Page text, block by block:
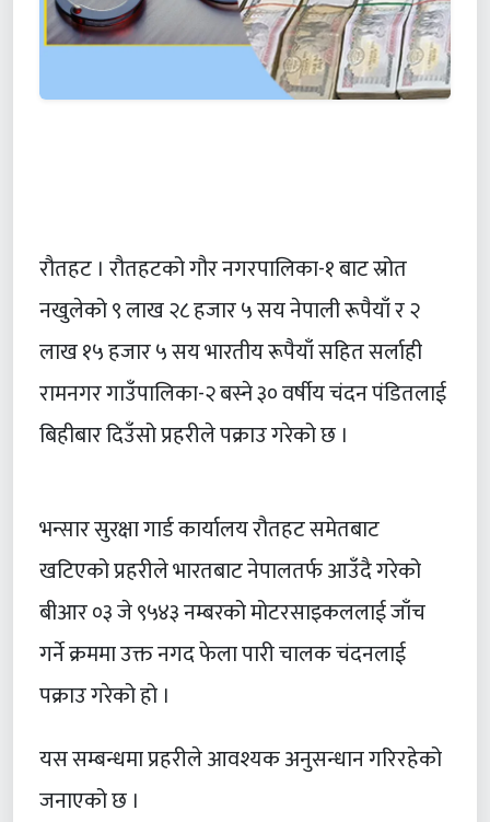
रौतहट । रौतहटको गौर नगरपालिका-१ बाट स्रोत
नखुलेको ९ लाख २८ हजार ५ सय नेपाली रूपैयाँ र २
लाख १५ हजार ५ सय भारतीय रूपैयाँ सहित सर्लाही
रामनगर गाउँपालिका-२ बस्ने ३० वर्षीय चंदन पंडितलाई
बिहीबार दिउँसो प्रहरीले पक्राउ गरेको छ ।
भन्सार सुरक्षा गार्ड कार्यालय रौतहट समेतबाट
खटिएको प्रहरीले भारतबाट नेपालतर्फ आउँदै गरेको
बीआर ०३ जे ९५४३ नम्बरको मोटरसाइकललाई जाँच
गर्ने क्रममा उक्त नगद फेला पारी चालक चंदनलाई
पक्राउ गरेको हो ।
यस सम्बन्धमा प्रहरीले आवश्यक अनुसन्धान गरिरहेको
जनाएको छ ।